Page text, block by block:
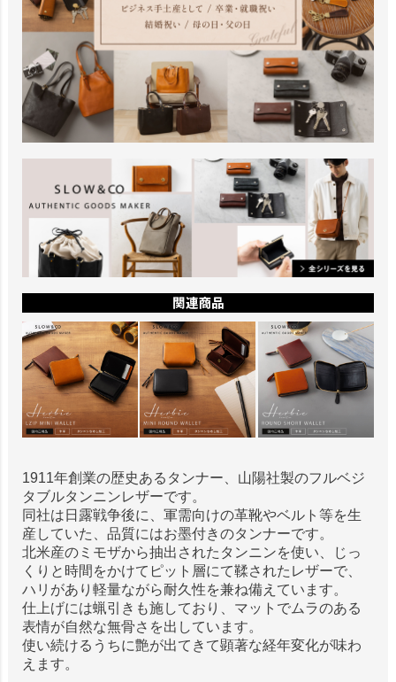
1911年創業の歴史あるタンナー、山陽社製のフルベジ
タブルタンニンレザーです。
同社は日露戦争後に、軍需向けの革靴やベルト等を生
産していた、品質にはお墨付きのタンナーです。
北米産のミモザから抽出されたタンニンを使い、じっ
くりと時間をかけてピット層にて鞣されたレザーで、
ハリがあり軽量ながら耐久性を兼ね備えています。
仕上げには蝋引きも施しており、マットでムラのある
表情が自然な無骨さを出しています。
使い続けるうちに艶が出てきて顕著な経年変化が味わ
えます。